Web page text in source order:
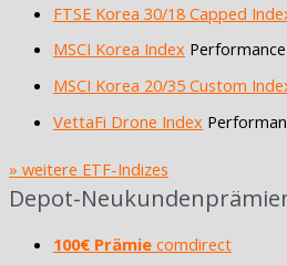
FTSE Korea 30/18 Capped
MSCI Korea Index Performance
MSCI Korea 20/35 Custom
VettaFi Drone Index
» weitere ETF-Indizes
Depot-
100€ Prämie comdirect